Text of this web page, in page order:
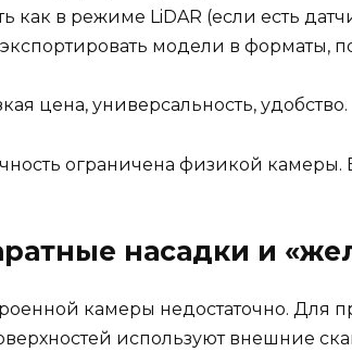
как в режиме LiDAR (если есть
модели в форматы,
цена, универсальность, удобство.
ограничена физикой камеры.
насадки и
камеры недостаточно.
используют внешние